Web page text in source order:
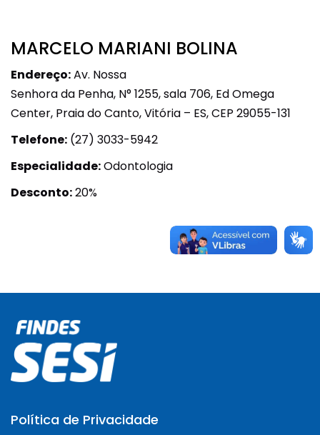
MARCELO MARIANI BOLINA
Endereço:Av. Nossa
Senhora da Penha, N° 1255, sala 706, Ed Omega
Center, Praia do Canto, Vitória – ES, CEP 29055-131
Telefone: (27) 3033-5942
Especialidade:Odontologia
Desconto:20%
Política de Privacidade